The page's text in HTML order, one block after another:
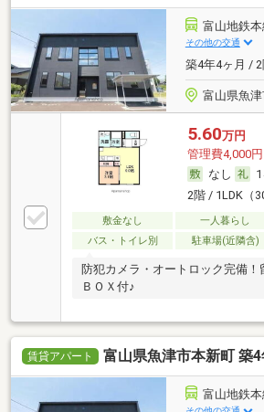
富山地鉄
その他の交通
築4年4ヶ月 / 2
富山県魚
5.60万円
管理費4,000円
なし
2階 / 1LDK（
敷金なし 一人暮らし
バス・トイレ別
駐車場(近隣含)
防犯カメラ・オートロック完備
ＢＯＸ付♪
賃貸アパート 富山県魚津市本新町 築
富山地鉄